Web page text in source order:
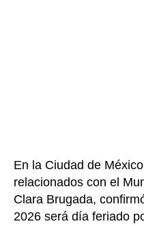
En la Ciudad de
relacionados con el
Clara Brugada,
2026 será día feriado